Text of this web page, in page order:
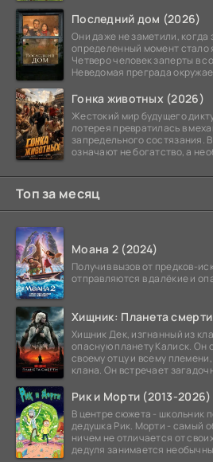
Последний дом (2026)
Они даже не заметили, когда
определенный момент стало
Четверо человек заперты в
Неведомая преграда
Гонка животных (2026)
Жестокий мир будущего
лотерея превратилась в
запредельного состязания.
означают не богатство, а
Топ за месяц
Моана 2 (2024)
Получив вызов от предков-
отправляются в далёкие и
Хищник: Планета
Хищник Дек, изгнанный из
опасную планету Калиск. Он
своему отцу и всему
клана. Он встречает
Рик и Морти (2013-2026)
В центре сюжета - школьник
дедушка Рик. Морти - самый
ничем не отличается от
дедуля занимается